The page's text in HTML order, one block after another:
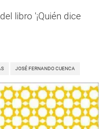
libro '¡Quién dice
JOSÉ FERNANDO CUENCA